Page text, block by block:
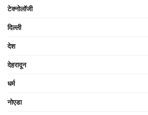
टेक्नोलॉजी
दिल्ली
देश
देहरादून
धर्म
नोएडा